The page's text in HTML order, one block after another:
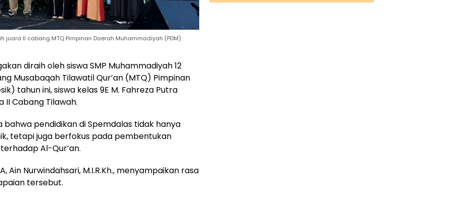
juara II cabang MTQ Pimpinan Daerah Muhammadiyah (PDM)
diraih oleh siswa SMP Muhammadiyah 12
Musabaqah Tilawatil Qur’an (MTQ) Pimpinan
tahun ini, siswa kelas 9E M. Fahreza Putra
II Cabang Tilawah.
pendidikan di Spemdalas tidak hanya
tetapi juga berfokus pada pembentukan
Al-Qur’an.
Ain Nurwindahsari, M.I.R.Kh., menyampaikan rasa
tersebut.